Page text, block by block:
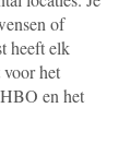
of
heeft elk
het
en het